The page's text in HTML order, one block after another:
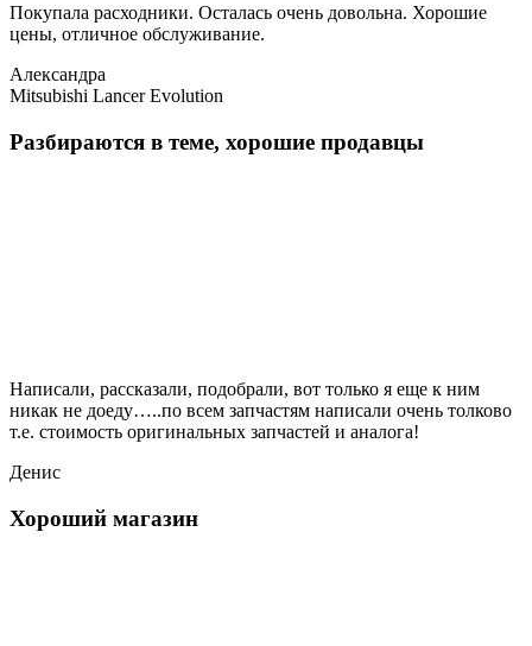
Покупала расходники. Осталась очень довольна. Хорошие
цены, отличное обслуживание.
Александра
Mitsubishi Lancer Evolution
Разбираются в теме, хорошие продавцы
Написали, рассказали, подобрали, вот только я еще к ним
никак не доеду…..по всем запчастям написали очень толково
т.е. стоимость оригинальных запчастей и аналога!
Денис
Хороший магазин